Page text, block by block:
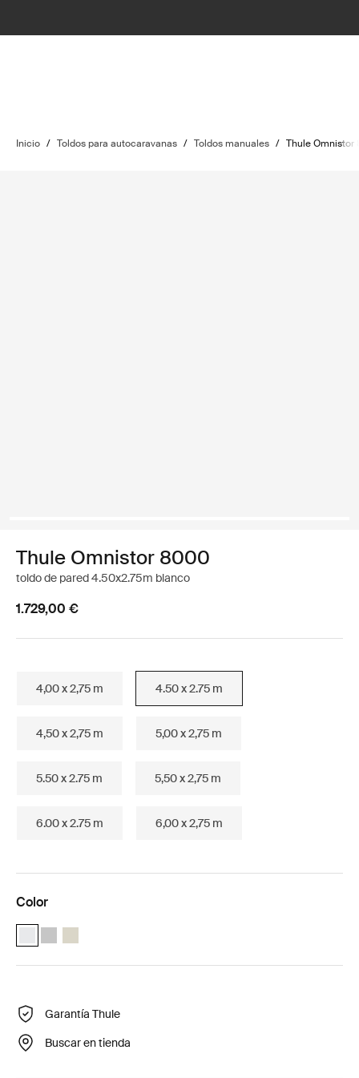
Inicio / Toldos para autocaravanas / Toldos manuales / Thule Omnistor
Thule Omnistor 8000
toldo de pared 4.50x2.75m blanco
1.729,00 €
4,00 x 2,75 m 4.50 x 2.75 m
4,50 x 2,75 m 5,00 x 2,75 m
5.50 x 2.75 m 5,50 x 2,75 m
6.00 x 2.75 m 6,00 x 2,75 m
Color
Thule Omnistor 8000 (4.50x2.75) Blanco (selected)
Thule Omnistor 8000 (4.50x2.75) Anodizado
Thule Omnistor 8000 (4.50x2.75) Crema
Garantía Thule
Buscar en tienda